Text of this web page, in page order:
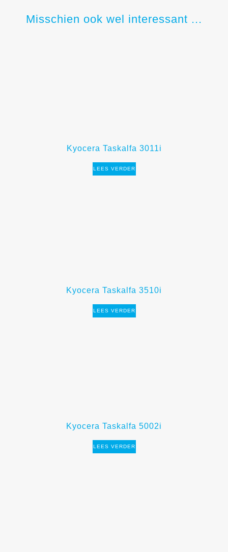
Misschien ook wel interessant ...
Kyocera Taskalfa 3011i
LEES VERDER
Kyocera Taskalfa 3510i
LEES VERDER
Kyocera Taskalfa 5002i
LEES VERDER